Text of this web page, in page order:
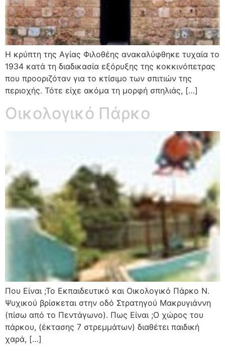
Η κρύπτη της Αγίας Φιλοθέης ανακαλύφθηκε τυχαία το
1934 κατά τη διαδικασία εξόρυξης της κοκκινόπετρας
που προοριζόταν για το κτίσιμο των σπιτιών της
περιοχής. Τότε είχε ακόμα τη μορφή σπηλιάς, […]
Οικολογικό Πάρκο
Που Είναι ;Το Εκπαιδευτικό και Οικολογικό Πάρκο Ν.
Ψυχικού βρίσκεται στην οδό Στρατηγού Μακρυγιάννη
(πίσω από το Πεντάγωνο). Πως Είναι ;Ο χώρος του
πάρκου, (έκτασης 7 στρεμμάτων) διαθέτει παιδική
χαρά, […]